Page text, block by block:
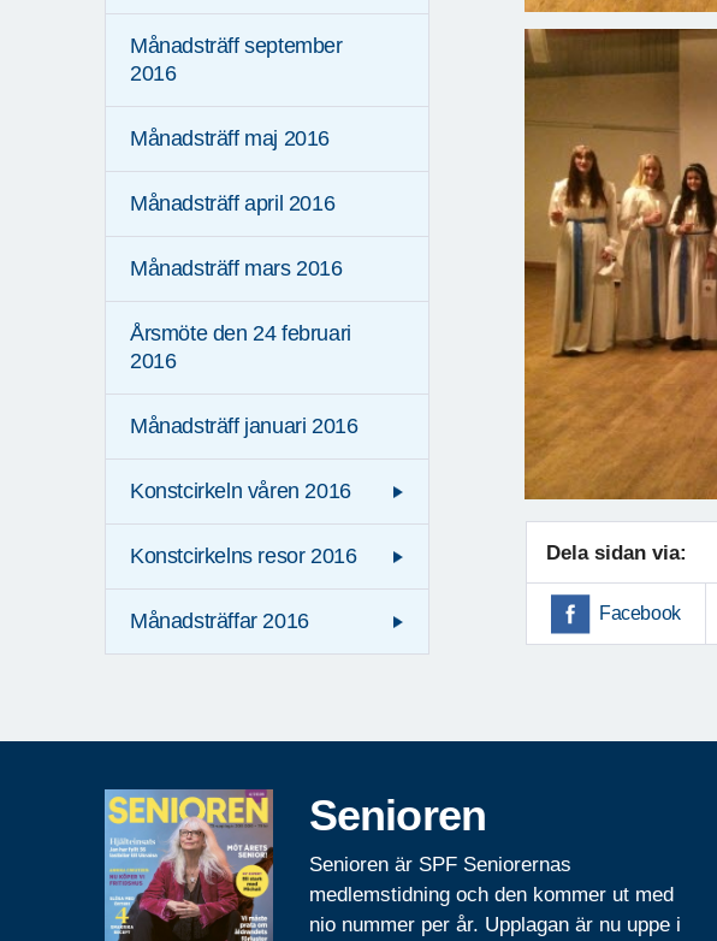
Månadsträff september
2016
Månadsträff maj 2016
Månadsträff april 2016
Månadsträff mars 2016
Årsmöte den 24 februari
2016
Månadsträff januari 2016
Konstcirkeln våren 2016
Konstcirkelns resor 2016
Månadsträffar 2016
Dela sidan via:
Facebook
Senioren
Senioren är SPF Seniorernas
medlemstidning och den kommer ut med
nio nummer per år. Upplagan är nu uppe i